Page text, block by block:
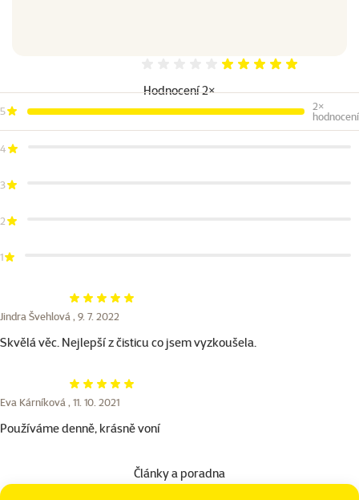
Hodnocení 2×
Hodnocení 100%
5
2×
hodnocení
4
3
2
1
Hodnocení 100%
Jindra Švehlová , 9. 7. 2022
Skvělá věc. Nejlepší z čisticu co jsem vyzkoušela.
Hodnocení 100%
Eva Kárníková , 11. 10. 2021
Používáme denně, krásně voní
Články a poradna